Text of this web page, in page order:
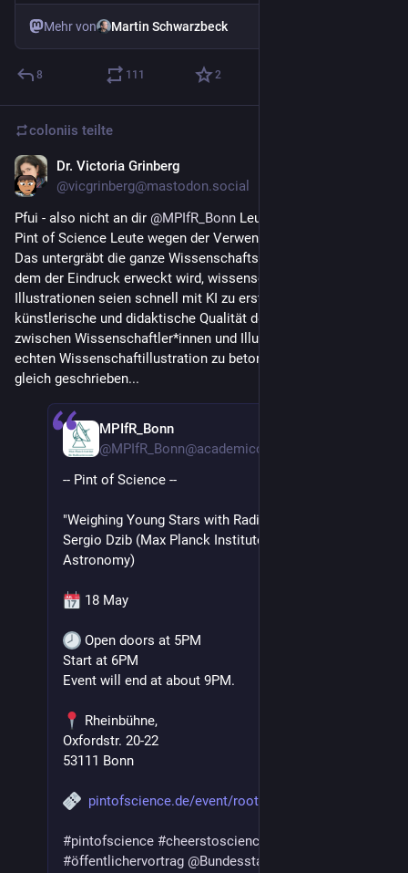
Mehr von Martin Schwarzbeck
8 111 2
coloniis teilte
Dr. Victoria Grinberg
@vicgrinberg@mastodon.social
Pfui - also nicht an dir @MPIfR_Bonn Leute, sondern an die
Pint of Science Leute wegen der Verwendung der KI Bilder.
Das untergräbt die ganze Wissenschaftskommunikation, in
dem der Eindruck erweckt wird, wissenschaftliche
Illustrationen seien schnell mit KI zu erstellen anstatt die
künstlerische und didaktische Qualität der Zusammenarbeit
zwischen Wissenschaftler*innen und Illustrator*innen einer
echten Wissenschaftillustration zu betonen. Habe denen
gleich geschrieben...
MPIfR_Bonn
@MPIfR_Bonn@academiccloud.social
-- Pint of Science --
"Weighing Young Stars with Radio Telescopes" by
Sergio Dzib (Max Planck Institute for Radio
Astronomy)
18 May
Open doors at 5PM
Start at 6PM
Event will end at about 9PM.
Rheinbühne,
Oxfordstr. 20-22
53111 Bonn
pintofscience.de/event/roots-b
#pintofscience #cheerstoscience
#öffentlichervortrag @BundesstadtBonn